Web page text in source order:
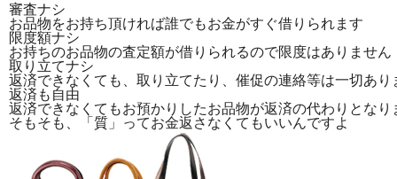
審査ナシ
お品物をお持ち頂ければ誰でもお金がすぐ借りられます
限度額ナシ
お持ちのお品物の査定額が借りられるので限度はありません
取り立てナシ
返済できなくても、取り立てたり、催促の連絡等は一切あり
返済も自由
返済できなくてもお預かりしたお品物が返済の代わりとなり
そもそも、「質」ってお金返さなくてもいいんですよ